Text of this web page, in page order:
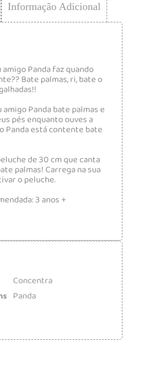
Informação Adicional
amigo Panda faz quando
Bate palmas, ri, bate o
Panda bate palmas e
pés enquanto ouves a
Panda está contente bate
de 30 cm que canta
palmas! Carrega na sua
o peluche.
3 anos +
Concentra
Panda